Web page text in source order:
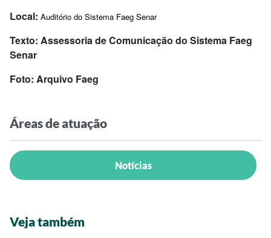
Local: Auditório do Sistema Faeg Senar
Texto: Assessoria de Comunicação do Sistema Faeg
Senar
Foto: Arquivo Faeg
Áreas de atuação
Notícias
Veja também